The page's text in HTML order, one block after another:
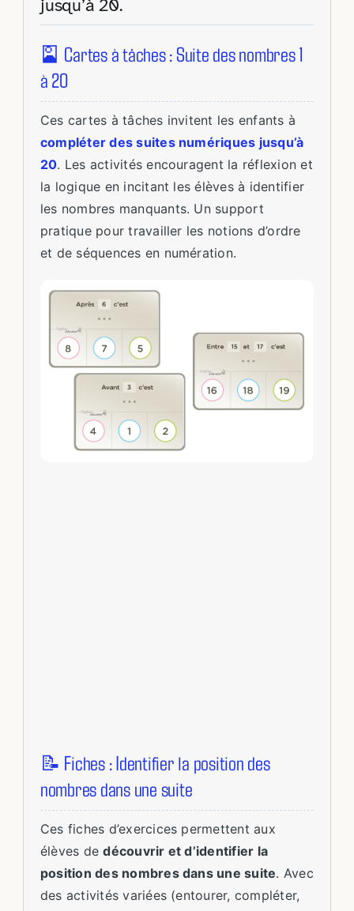
jusqu’à 20.
🎴 Cartes à tâches : Suite des nombres 1
à 20
Ces cartes à tâches invitent les enfants à
compléter des suites numériques jusqu’à
20. Les activités encouragent la réflexion et
la logique en incitant les élèves à identifier
les nombres manquants. Un support
pratique pour travailler les notions d’ordre
et de séquences en numération.
📝 Fiches : Identifier la position des
nombres dans une suite
Ces fiches d’exercices permettent aux
élèves dedécouvrir et d’identifier la
position des nombres dans une suite. Avec
des activités variées (entourer, compléter,